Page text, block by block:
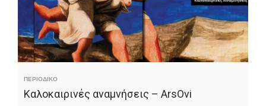
ΠΕΡΙΟΔΙΚΟ
Καλοκαιρινές αναμνήσεις – ArsOvi